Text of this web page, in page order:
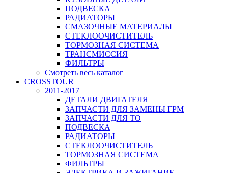
ПОДВЕСКА
РАДИАТОРЫ
СМАЗОЧНЫЕ МАТЕРИАЛЫ
СТЕКЛООЧИСТИТЕЛЬ
ТОРМОЗНАЯ СИСТЕМА
ТРАНСМИССИЯ
ФИЛЬТРЫ
Смотреть весь каталог
CROSSTOUR
2011-2017
ДЕТАЛИ ДВИГАТЕЛЯ
ЗАПЧАСТИ ДЛЯ ЗАМЕНЫ ГРМ
ЗАПЧАСТИ ДЛЯ ТО
ПОДВЕСКА
РАДИАТОРЫ
СТЕКЛООЧИСТИТЕЛЬ
ТОРМОЗНАЯ СИСТЕМА
ФИЛЬТРЫ